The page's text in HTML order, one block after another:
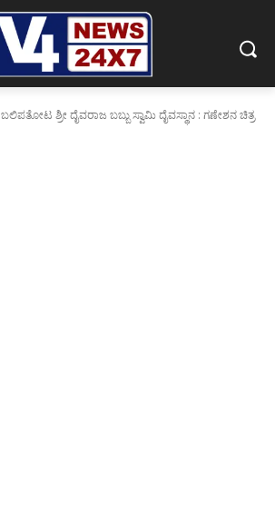
ಬಲಿಪತೋಟ ಶ್ರೀ ದೈವರಾಜ ಬಬ್ಬು ಸ್ವಾಮಿ ದೈವಸ್ಥಾನ : ಗಣೇಶನ ಚಿತ್ರ